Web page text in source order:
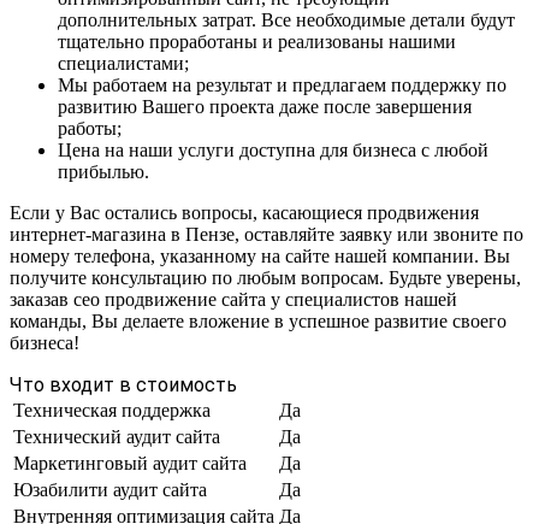
дополнительных затрат. Все необходимые детали будут
тщательно проработаны и реализованы нашими
специалистами;
Мы работаем на результат и предлагаем поддержку по
развитию Вашего проекта даже после завершения
работы;
Цена на наши услуги доступна для бизнеса с любой
прибылью.
Если у Вас остались вопросы, касающиеся продвижения
интернет-магазина в Пензе, оставляйте заявку или звоните по
номеру телефона, указанному на сайте нашей компании. Вы
получите консультацию по любым вопросам. Будьте уверены,
заказав сео продвижение сайта у специалистов нашей
команды, Вы делаете вложение в успешное развитие своего
бизнеса!
Что входит в стоимость
Техническая поддержка
Да
Технический аудит сайта
Да
Маркетинговый аудит сайта
Да
Юзабилити аудит сайта
Да
Внутренняя оптимизация сайта Да